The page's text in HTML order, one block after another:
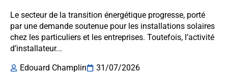
Le secteur de la transition énergétique progresse, porté
par une demande soutenue pour les installations solaires
chez les particuliers et les entreprises. Toutefois, l’activité
d’installateur...
Edouard Champlin
31/07/2026